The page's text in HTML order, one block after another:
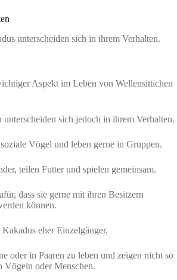
unterscheiden sich in ihrem Verhalten.
Aspekt im Leben von Wellensittichen
unterscheiden sich jedoch in ihrem Verhalten.
Vögel und leben gerne in Gruppen.
teilen Futter und spielen gemeinsam.
dass sie gerne mit ihren Besitzern
können.
eher Einzelgänger.
oder in Paaren zu leben und zeigen nicht so
Vögeln oder Menschen.